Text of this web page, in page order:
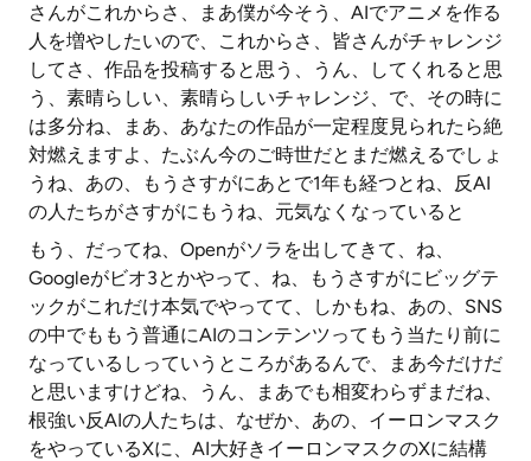
さんがこれからさ、まあ僕が今そう、AIでアニメを作る
人を増やしたいので、これからさ、皆さんがチャレンジ
してさ、作品を投稿すると思う、うん、してくれると思
う、素晴らしい、素晴らしいチャレンジ、で、その時に
は多分ね、まあ、あなたの作品が一定程度見られたら絶
対燃えますよ、たぶん今のご時世だとまだ燃えるでしょ
うね、あの、もうさすがにあとで1年も経つとね、反AI
の人たちがさすがにもうね、元気なくなっていると
もう、だってね、Openがソラを出してきて、ね、
Googleがビオ3とかやって、ね、もうさすがにビッグテ
ックがこれだけ本気でやってて、しかもね、あの、SNS
の中でももう普通にAIのコンテンツってもう当たり前に
なっているしっていうところがあるんで、まあ今だけだ
と思いますけどね、うん、まあでも相変わらずまだね、
根強い反AIの人たちは、なぜか、あの、イーロンマスク
をやっているXに、AI大好きイーロンマスクのXに結構